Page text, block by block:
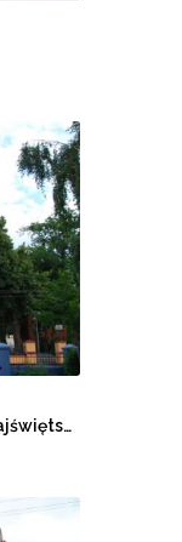
Bazylika pw. Wniebowzięcia Najświętszej Maryi Panny i Sanktuarium św. Maksymiliana